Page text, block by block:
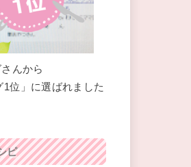
んから
1位」に選ばれました
ピ